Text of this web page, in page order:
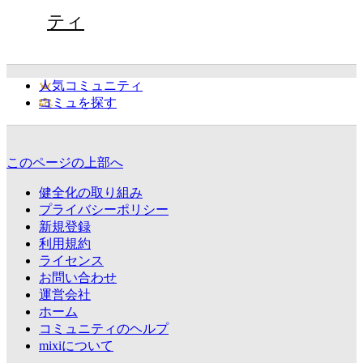
ティ
人気コミュニティ
コミュを探す
このページの上部へ
健全化の取り組み
プライバシーポリシー
新規登録
利用規約
ライセンス
お問い合わせ
運営会社
ホーム
コミュニティのヘルプ
mixiについて